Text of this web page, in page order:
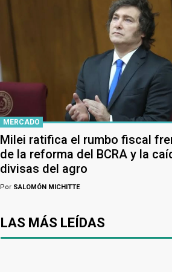
MERCADO
Milei ratifica el rumbo fiscal
de la reforma del BCRA y la
divisas del agro
Por SALOMÓN MICHITTE
LAS MÁS LEÍDAS